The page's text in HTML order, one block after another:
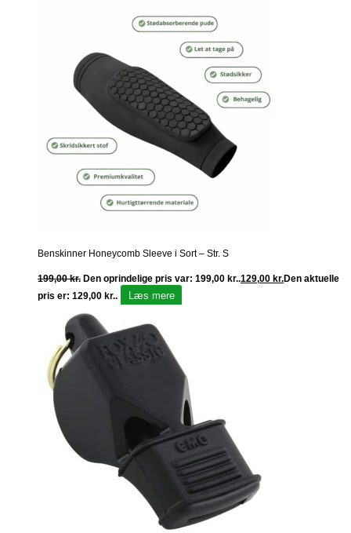
Benskinner Honeycomb Sleeve i Sort – Str. S
199,00kr. Den oprindelige pris var: 199,00 kr..129,00 kr.Den aktuelle
pris er: 129,00 kr..
Læs mere